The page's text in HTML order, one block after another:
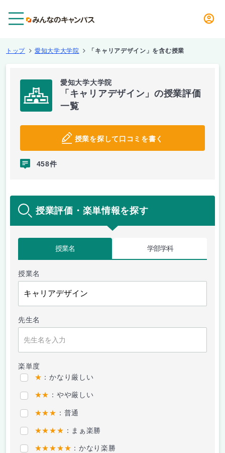
トップ 愛知大学大学院 「キャリアデザイン」を含む授業
愛知大学大学院
「キャリアデザイン」の授業評価
一覧
授業を探して口コミを書く
458件
授業評価・楽単情報を探す
授業名 学部学科
授業名
先生名
楽単度
★ ：かなり厳しい
★★ ：やや厳しい
★★★ ：普通
★★★★ ：まぁ楽勝
★★★★★ ：かなり楽勝